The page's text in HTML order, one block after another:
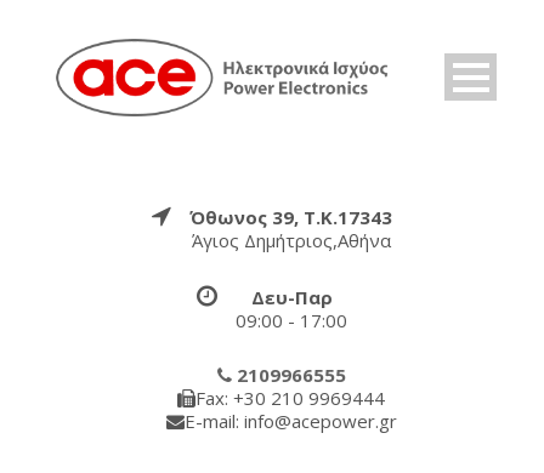
Όθωνος 39, Τ.Κ.17343
Άγιος Δημήτριος,Αθήνα
Δευ-Παρ
09:00 - 17:00
2109966555
Fax: +30 210 9969444
E-mail: info@acepower.gr